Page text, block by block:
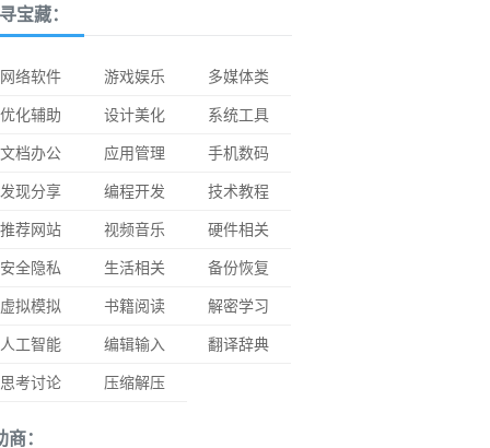
宝藏：
网络软件 游戏娱乐
多媒体类
优化辅助
设计美化
系统工具
文档办公
应用管理
手机数码
发现分享
编程开发
技术教程
推荐网站
视频音乐
硬件相关
安全隐私
生活相关
备份恢复
虚拟模拟
书籍阅读
解密学习
人工智能
编辑输入
翻译辞典
思考讨论
压缩解压
商：